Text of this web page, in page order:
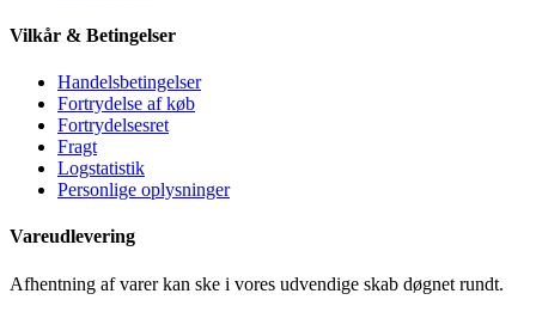
Vilkår & Betingelser
Handelsbetingelser
Fortrydelse af køb
Fortrydelsesret
Fragt
Logstatistik
Personlige oplysninger
Vareudlevering
Afhentning af varer kan ske i vores udvendige skab døgnet rundt.